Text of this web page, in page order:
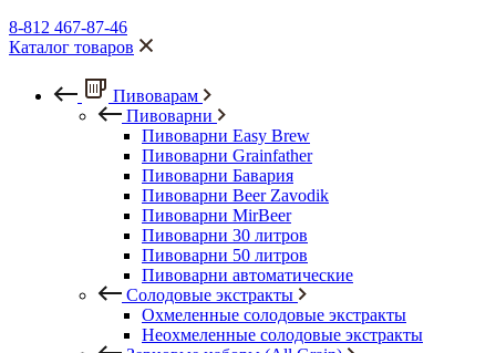
8-812 467-87-46
Каталог товаров
Пивоварам
Пивоварни
Пивоварни Easy Brew
Пивоварни Grainfather
Пивоварни Бавария
Пивоварни Beer Zavodik
Пивоварни MirBeer
Пивоварни 30 литров
Пивоварни 50 литров
Пивоварни автоматические
Солодовые экстракты
Охмеленные солодовые экстракты
Неохмеленные солодовые экстракты